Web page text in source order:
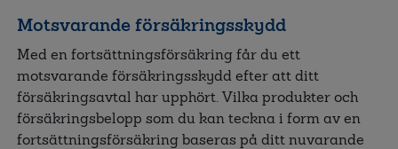
Motsvarande försäkringsskydd
Med en fortsättningsförsäkring får du ett
motsvarande försäkringsskydd efter att ditt
försäkringsavtal har upphört. Vilka produkter och
försäkringsbelopp som du kan teckna i form av en
fortsättningsförsäkring baseras på ditt nuvarande